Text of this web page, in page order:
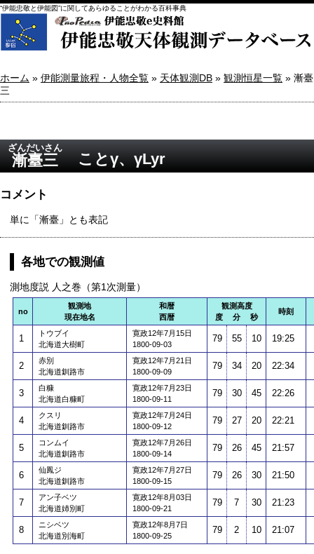
“伊能忠敬と伊能図”に関してあらゆることがわかる百科事典
ホーム » 伊能測量旅程・人物全覧 » 天体観測DB » 観測恒星一覧 » 漸臺
三
漸臺三
ざんだいさん
ことγ、γLyr
コメント
単に「漸臺」とも表記
各地での観測値
測地度説 人之巻（第1次測量）
no
観測地
現在地名
和暦
西暦
観測高度
度 分 秒
時刻
1
トウブイ
北海道大樹町
寛政12年7月15日
1800-09-03
79 55 10 19:25
2
赤別
北海道釧路市
寛政12年7月21日
1800-09-09
79 34 20 22:34
3
白糠
北海道白糠町
寛政12年7月23日
1800-09-11
79 30 45 22:26
4
クスリ
北海道釧路市
寛政12年7月24日
1800-09-12
79 27 20 22:21
5
コンムイ
北海道釧路市
寛政12年7月26日
1800-09-14
79 26 45 21:57
6
仙鳳ジ
北海道釧路市
寛政12年7月27日
1800-09-15
79 26 30 21:50
7
アン子ベツ
北海道姉別町
寛政12年8月03日
1800-09-21
79 7 30 21:23
8
ニシベツ
北海道別海町
寛政12年8月7日
1800-09-25
79 2 10 21:07